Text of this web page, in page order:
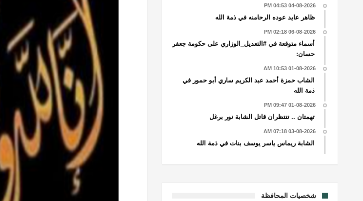
04-08-2026 04:53 PM
ظاهر عايد عوده الرحامنه في ذمة الله
06-08-2026 02:18 PM
أسماء متوقعة في #التعديل_الوزاري على حكومة جعفر
حسان:
01-08-2026 10:53 AM
الشاب حمزة أحمد عبد الكريم ساري أبو حمور في
ذمة الله
01-08-2026 09:47 PM
تهمتان .. تنتظران قاتل الشابة نور برغل
03-08-2026 07:18 AM
الشابة ريماس ياسر يوسف بنات في ذمة الله
شخصيات المحافظة